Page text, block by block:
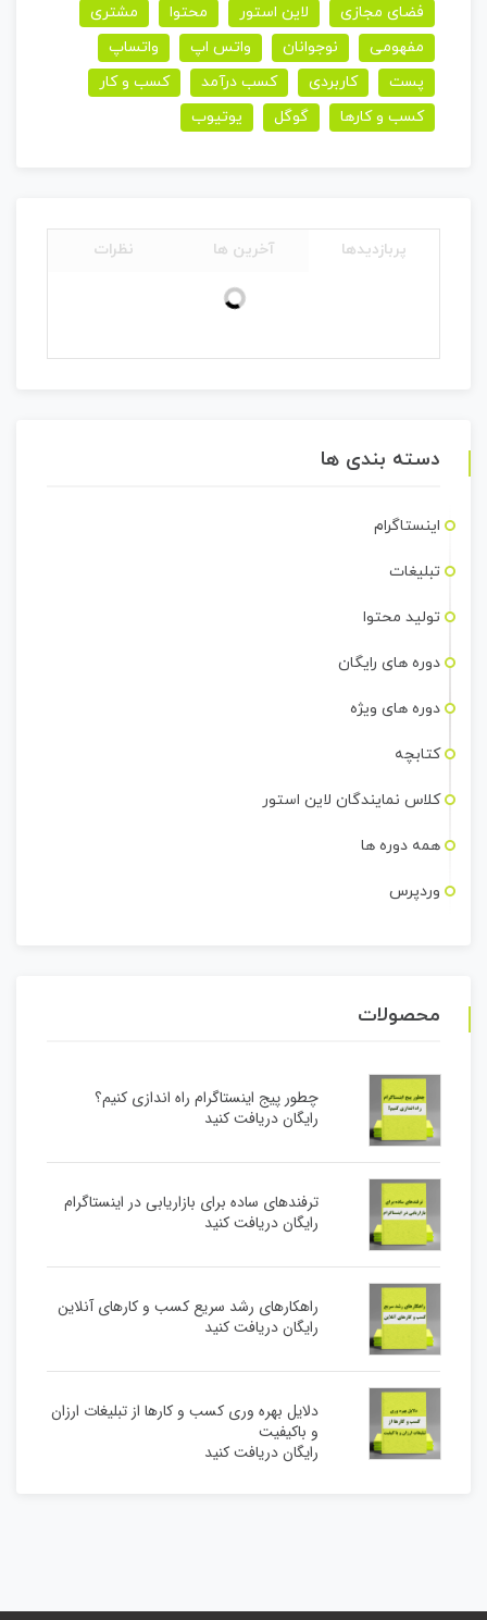
فضای مجازی
لاین استور محتوا
مشتری
مفهومی
نوجوانان واتس اپ
واتساپ
پست
کاربردی کسب درآمد
کسب و کار
کسب و کارها
گوگل یوتیوب
پربازدیدها آخرین ها نظرات
دسته بندی ها
اینستاگرام
تبلیغات
تولید محتوا
دوره های رایگان
دوره های ویژه
کتابچه
کلاس نمایندگان لاین استور
همه دوره ها
وردپرس
محصولات
چطور پیج اینستاگرام راه اندازی کنیم؟
رایگان دریافت کنید
ترفندهای ساده برای بازاریابی در اینستاگرام
رایگان دریافت کنید
راهکارهای رشد سریع کسب و کارهای آنلاین
رایگان دریافت کنید
دلایل بهره وری کسب و کارها از تبلیغات ارزان
و باکیفیت
رایگان دریافت کنید